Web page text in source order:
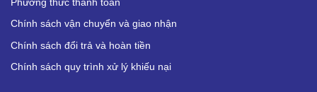
Chính sách vận chuyển và giao nhận
Chính sách đổi trả và hoàn tiền
Chính sách quy trình xử lý khiếu nại